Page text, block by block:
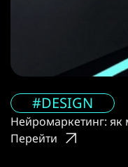
#DESIGN
Нейромаркетинг: як
Перейти